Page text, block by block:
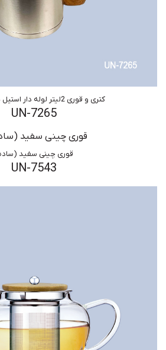
کتری و قوری 2لیتر لوله دار استیل دسته چوبی
UN-7265
قوری چینی سفید
UN-7543